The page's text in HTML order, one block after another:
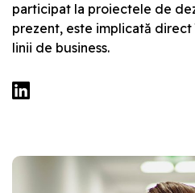
participat la proiectele de
prezent, este implicată
linii de business.